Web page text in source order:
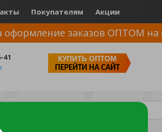
Покупателям Акции
заказов ОПТОМ на
41
КУПИТЬ ОПТОМ
ПЕРЕЙТИ НА САЙТ